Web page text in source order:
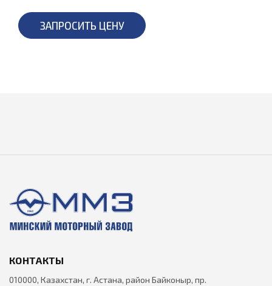
ЗАПРОСИТЬ ЦЕНУ
КОНТАКТЫ
010000, Казахстан, г. Астана, район Байконыр, пр.